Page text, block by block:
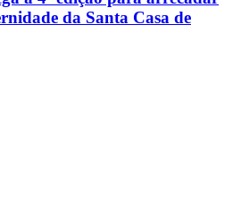
da Santa Casa de